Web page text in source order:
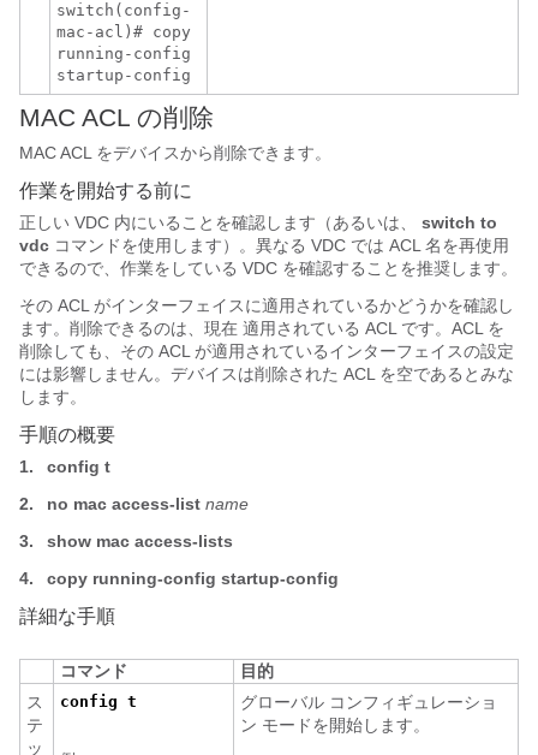
switch(config-
mac-acl)# copy
running-config
startup-config
MAC ACL の削除
MAC ACL をデバイスから削除できます。
作業を開始する前に
正しい VDC 内にいることを確認します（あるいは、
switch to
vdc コマンドを使用します）。異なる VDC では ACL 名を再使用
できるので、作業をしている VDC を確認することを推奨します。
その ACL がインターフェイスに適用されているかどうかを確認し
ます。削除できるのは、現在 適用されている ACL です。ACL を
削除しても、その ACL が適用されているインターフェイスの設定
には影響しません。デバイスは削除された ACL を空であるとみな
します。
手順の概要
1.
config t
2.
no mac access-list name
3.
show mac access-lists
4.
copy running-config startup-config
詳細な手順
コマンド
目的
ス
テ
ッ
config t
グローバル コンフィギュレーショ
ン モードを開始します。